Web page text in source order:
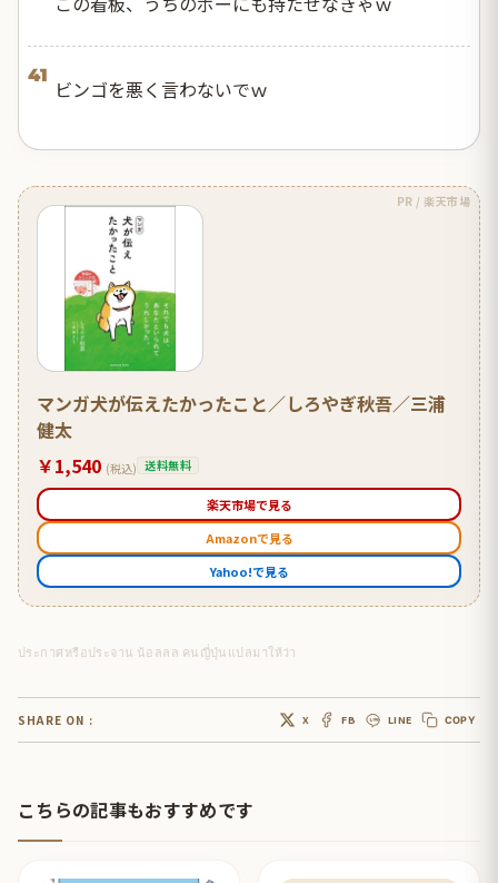
41
ビンゴを悪く言わないでｗ
PR / 楽天市場
マンガ犬が伝えたかったこと／しろやぎ秋吾／三浦
健太
￥1,540 (税込) 送料無料
楽天市場で見る
Amazonで見る
Yahoo!で見る
ประกาศหรือประจาน น้อลลล คนญี่ปุ่นแปลมาให้ว่า
SHARE ON : X FB LINE COPY
こちらの記事もおすすめです